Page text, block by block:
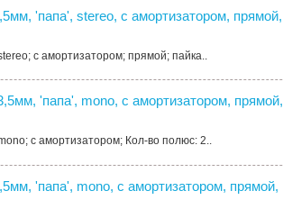
'папа', stereo, с амортизатором, прямой,
с амортизатором; прямой; пайка..
'папа', mono, с амортизатором, прямой,
с амортизатором; Кол-во полюс: 2..
'папа', mono, с амортизатором, прямой,